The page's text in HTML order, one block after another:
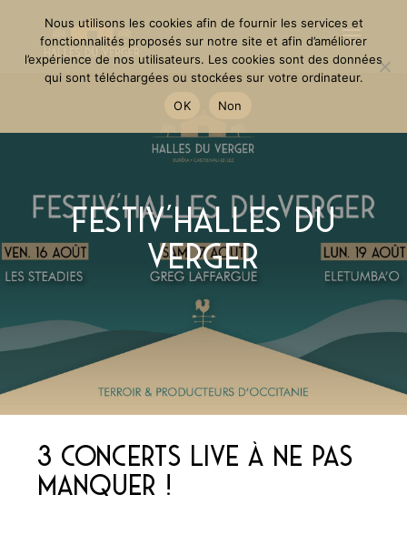
Festiv’Halles du
Verger
3 concerts live à ne pas
manquer !
Nous utilisons les cookies afin de fournir les services et
fonctionnalités proposés sur notre site et afin d’améliorer
l’expérience de nos utilisateurs. Les cookies sont des données
qui sont téléchargées ou stockées sur votre ordinateur.
OK
Non